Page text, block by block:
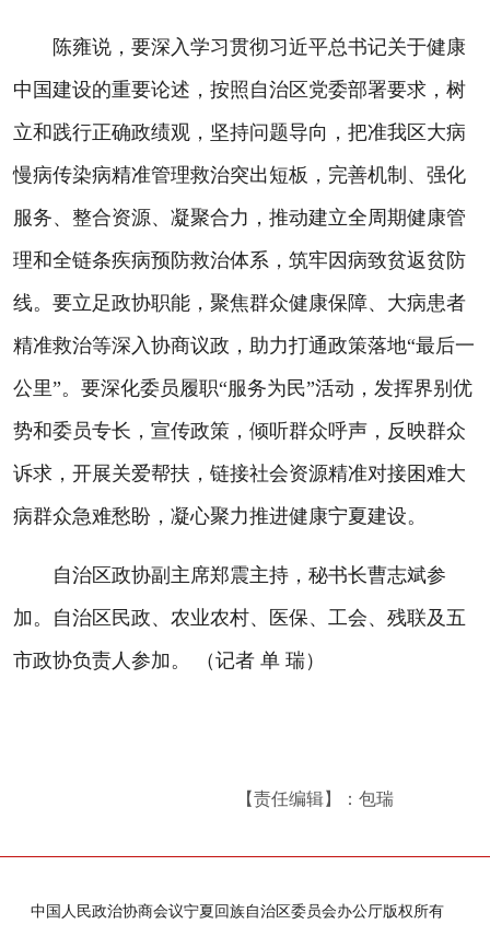
陈雍说，要深入学习贯彻习近平总书记关于健康
中国建设的重要论述，按照自治区党委部署要求，树
立和践行正确政绩观，坚持问题导向，把准我区大病
慢病传染病精准管理救治突出短板，完善机制、强化
服务、整合资源、凝聚合力，推动建立全周期健康管
理和全链条疾病预防救治体系，筑牢因病致贫返贫防
线。要立足政协职能，聚焦群众健康保障、大病患者
精准救治等深入协商议政，助力打通政策落地“最后一
公里”。要深化委员履职“服务为民”活动，发挥界别优
势和委员专长，宣传政策，倾听群众呼声，反映群众
诉求，开展关爱帮扶，链接社会资源精准对接困难大
病群众急难愁盼，凝心聚力推进健康宁夏建设。
自治区政协副主席郑震主持，秘书长曹志斌参
加。自治区民政、农业农村、医保、工会、残联及五
市政协负责人参加。 （记者 单 瑞）
【责任编辑】：包瑞
中国人民政治协商会议宁夏回族自治区委员会办公厅版权所有